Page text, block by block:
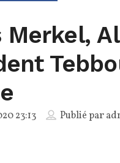
Merkel,
23:13 Publié par